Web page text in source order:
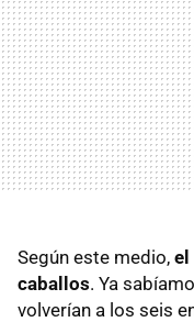
Según este medio, el
caballos. Ya
volverían a los seis